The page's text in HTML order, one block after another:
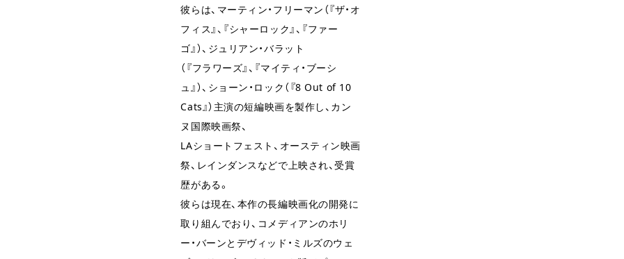
彼らは、マーティン・フリーマン（『ザ・オ
フィス』、『シャーロック』、『ファー
ゴ』）、ジュリアン・バラット
（『フラワーズ』、『マイティ・ブーシ
ュ』）、ショーン・ロック（『8 Out of 10
Cats』）主演の短編映画を製作し、カン
ヌ国際映画祭、
LAショートフェスト、オースティン映画
祭、レインダンスなどで上映され、受賞
歴がある。
彼らは現在、本作の長編映画化の開発に
取り組んでおり、コメディアンのホリ
ー・バーンとデヴィッド・ミルズのウェ